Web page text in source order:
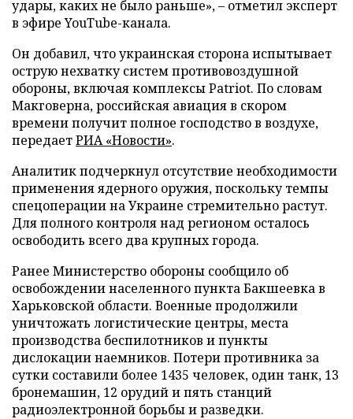
удары, каких не было раньше», – отметил эксперт
в эфире YouTube-канала.
Он добавил, что украинская сторона испытывает
острую нехватку систем противовоздушной
обороны, включая комплексы Patriot. По словам
Макговерна, российская авиация в скором
времени получит полное господство в воздухе,
передаетРИА «Новости».
Аналитик подчеркнул отсутствие необходимости
применения ядерного оружия, поскольку темпы
спецоперации на Украине стремительно растут.
Для полного контроля над регионом осталось
освободить всего два крупных города.
Ранее Министерство обороны сообщило об
освобождении населенного пункта Бакшеевка в
Харьковской области. Военные продолжили
уничтожать логистические центры, места
производства беспилотников и пункты
дислокации наемников. Потери противника за
сутки составили более 1435 человек, один танк, 13
бронемашин, 12 орудий и пять станций
радиоэлектронной борьбы и разведки.